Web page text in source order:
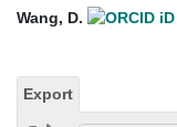
Wang, D.
Export